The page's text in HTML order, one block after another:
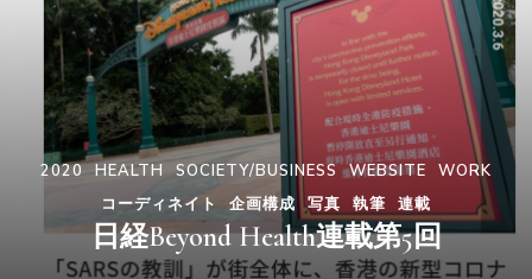
2020 HEALTH SOCIETY/BUSINESS WEBSITE
WORK
コーディネイト 企画構成 写真 執筆 連載
日経Beyond Health連載第5回